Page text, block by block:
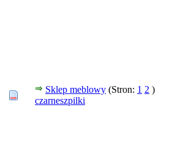
Sklep meblowy (Stron: 1 2 )
czarneszpilki